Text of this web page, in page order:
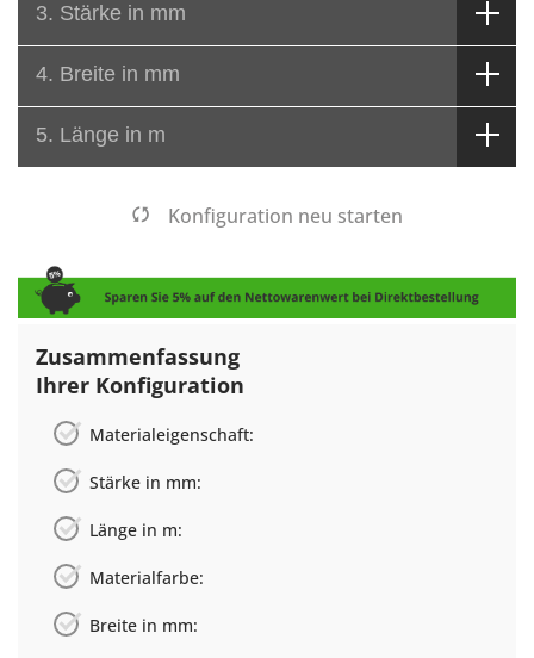
3. Stärke in mm
4. Breite in mm
5. Länge in m
Konfiguration neu starten
Zusammenfassung
Ihrer Konfiguration
Materialeigenschaft:
Stärke in mm:
Länge in m:
Materialfarbe:
Breite in mm: